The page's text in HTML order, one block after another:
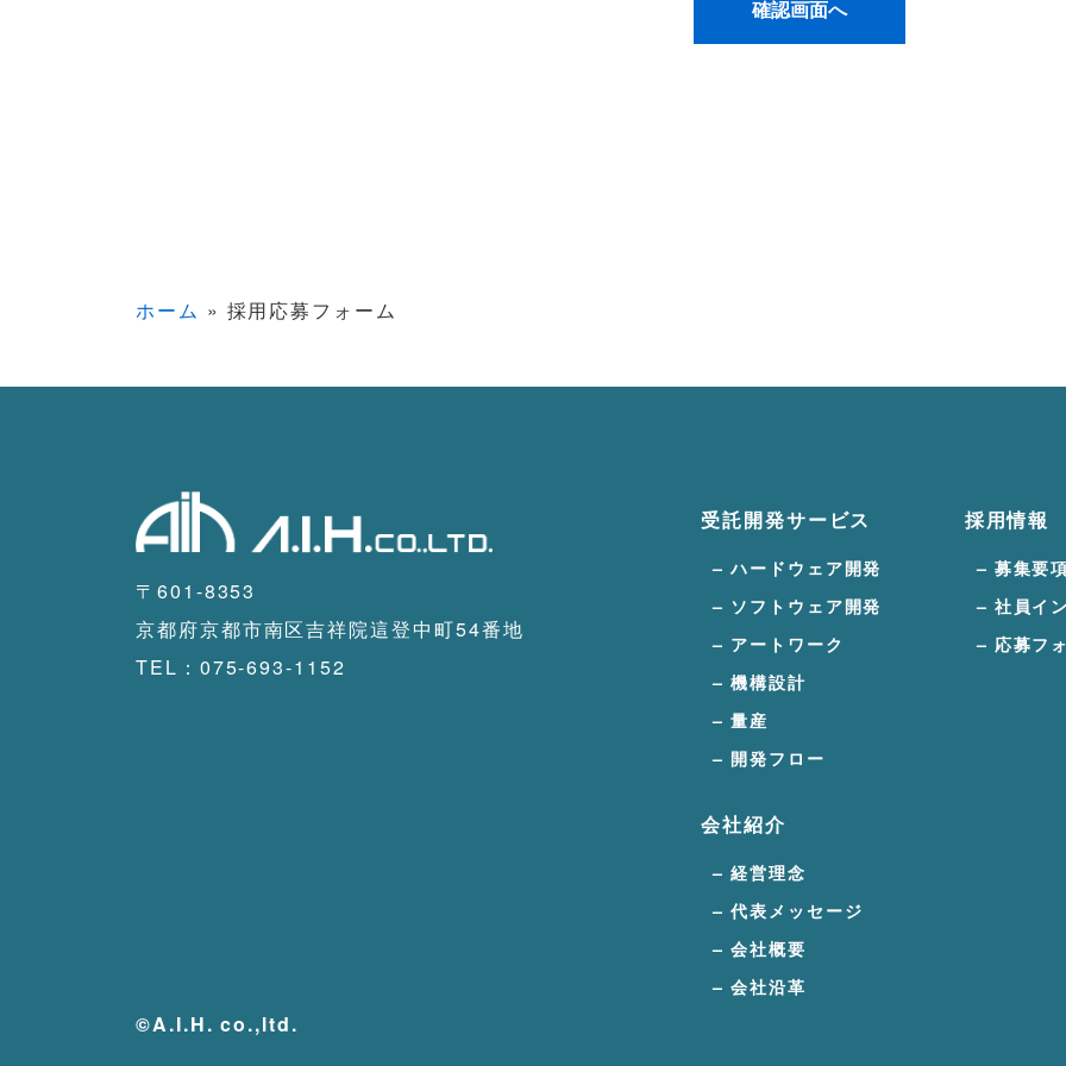
ホーム » 採用応募フォーム
〒601-8353
京都府京都市南区吉祥院這登中町54番地
TEL：075-693-1152
受託開発サービス
ハードウェア開発
ソフトウェア開発
アートワーク
機構設計
量産
開発フロー
会社紹介
経営理念
代表メッセージ
会社概要
会社沿革
採用情報
募集要
社員イ
応募フ
©A.I.H. co.,ltd.